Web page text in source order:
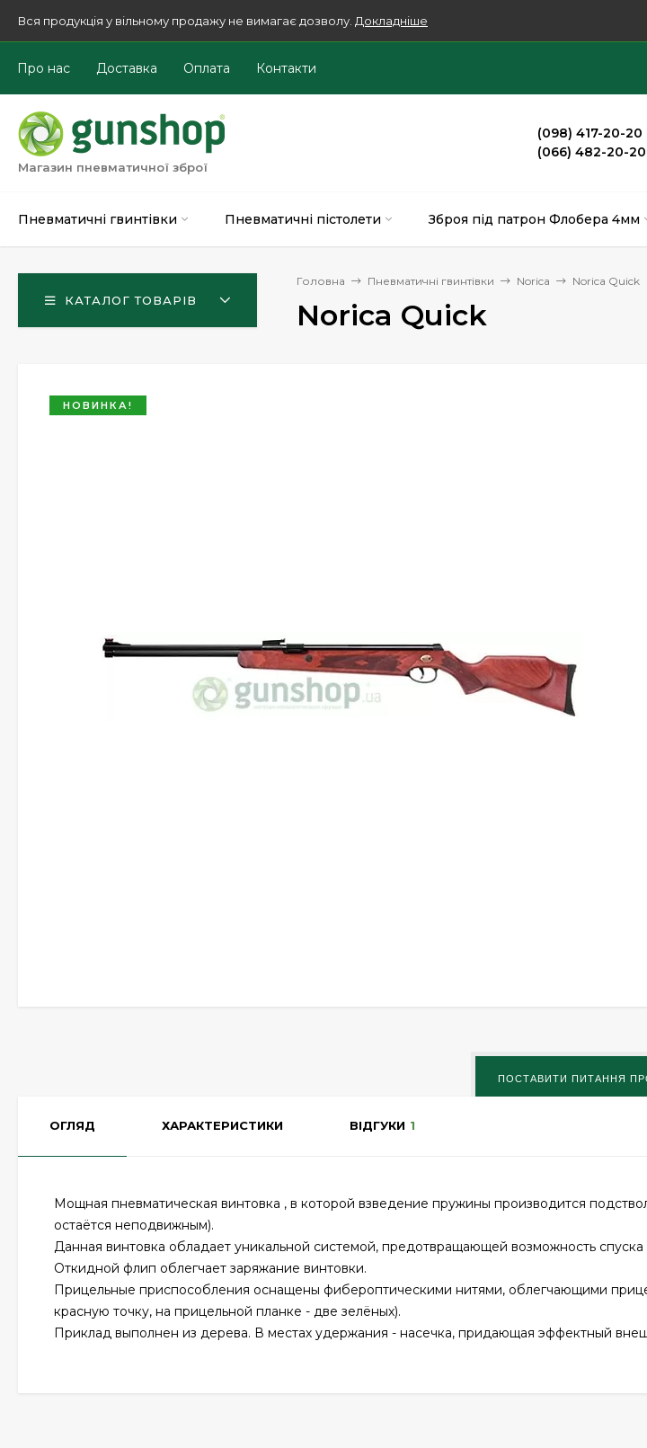
Вся продукція у вільному продажу не вимагає дозволу. Докладніше
Про нас Доставка Оплата Контакти
Магазин пневматичної зброї
(098) 417-20-20
(066) 482-20-20
Пневматичні гвинтівки Пневматичні пістолети Зброя під патрон Флобера 4мм
КАТАЛОГ ТОВАРІВ
Головна Пневматичні гвинтівки Norica Norica Quick
Norica Quick
НОВИНКА!
ОГЛЯД ХАРАКТЕРИСТИКИ ВІДГУКИ 1
Мощная пневматическая винтовка , в которой взведение пружины производится
остаётся неподвижным).
Данная винтовка обладает уникальной системой, предотвращающей возможность
Откидной флип облегчает заряжание винтовки.
Прицельные приспособления оснащены фибероптическими нитями, облегчающими
красную точку, на прицельной планке - две зелёных).
Приклад выполнен из дерева. В местах удержания - насечка, придающая эффектный